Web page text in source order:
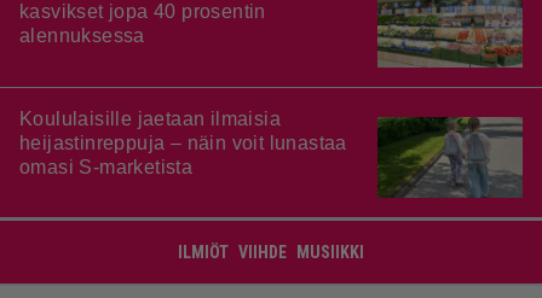
kasvikset jopa 40 prosentin
alennuksessa
Koululaisille jaetaan ilmaisia
heijastinreppuja – näin voit lunastaa
omasi S-marketista
ILMIÖT VIIHDE MUSIIKKI